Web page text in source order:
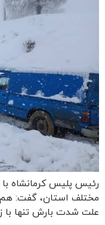
رئیس پلیس کرمانشاه با
مختلف استان، گفت: هم
علت شدت بارش تنها با